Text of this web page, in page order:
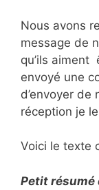
Nous avons
message de
qu’ils aiment
envoyé une
d’envoyer
réception je
Voici le texte
Petit résumé